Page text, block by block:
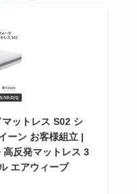
マットレス S02 シ
ーン お客様組立 |
反発マットレス 3
エアウィーブ